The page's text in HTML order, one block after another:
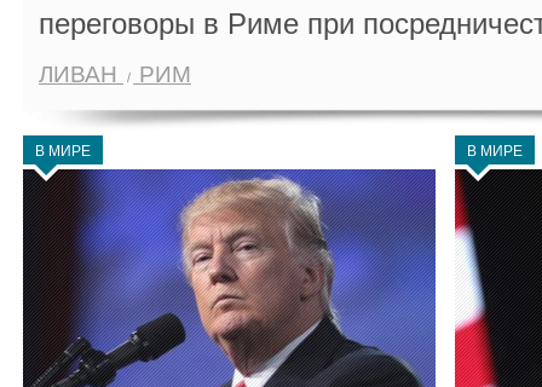
переговоры в Риме при
ЛИВАН РИМ
В МИРЕ В МИРЕ